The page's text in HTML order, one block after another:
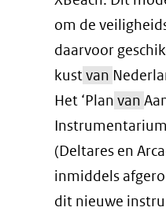
om de
daarvoor
kustvan
Het ‘Plan van
(Deltares en
inmiddels
dit nieuwe